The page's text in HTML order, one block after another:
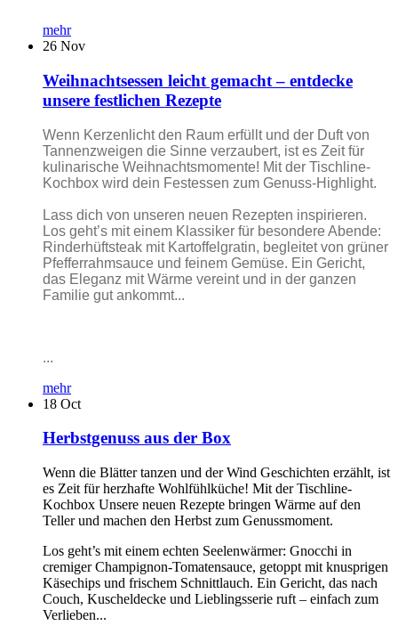
mehr
26 Nov
Weihnachtsessen leicht gemacht – entdecke
unsere festlichen Rezepte
Wenn Kerzenlicht den Raum erfüllt und der Duft von
Tannenzweigen die Sinne verzaubert, ist es Zeit für
kulinarische Weihnachtsmomente! Mit der Tischline-
Kochbox wird dein Festessen zum Genuss-Highlight.
Lass dich von unseren neuen Rezepten inspirieren.
Los geht’s mit einem Klassiker für besondere Abende:
Rinderhüftsteak mit Kartoffelgratin, begleitet von grüner
Pfefferrahmsauce und feinem Gemüse. Ein Gericht,
das Eleganz mit Wärme vereint und in der ganzen
Familie gut ankommt...
...
mehr
18 Oct
Herbstgenuss aus der Box
Wenn die Blätter tanzen und der Wind Geschichten erzählt, ist
es Zeit für herzhafte Wohlfühlküche! Mit der Tischline-
Kochbox Unsere neuen Rezepte bringen Wärme auf den
Teller und machen den Herbst zum Genussmoment.
Los geht’s mit einem echten Seelenwärmer: Gnocchi in
cremiger Champignon-Tomatensauce, getoppt mit knusprigen
Käsechips und frischem Schnittlauch. Ein Gericht, das nach
Couch, Kuscheldecke und Lieblingsserie ruft – einfach zum
Verlieben...